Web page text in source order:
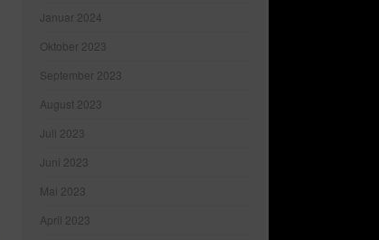
Januar 2024
Oktober 2023
September 2023
August 2023
Juli 2023
Juni 2023
Mai 2023
April 2023